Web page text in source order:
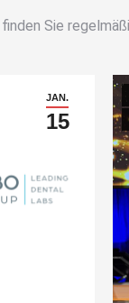
finden Sie
JAN.
15